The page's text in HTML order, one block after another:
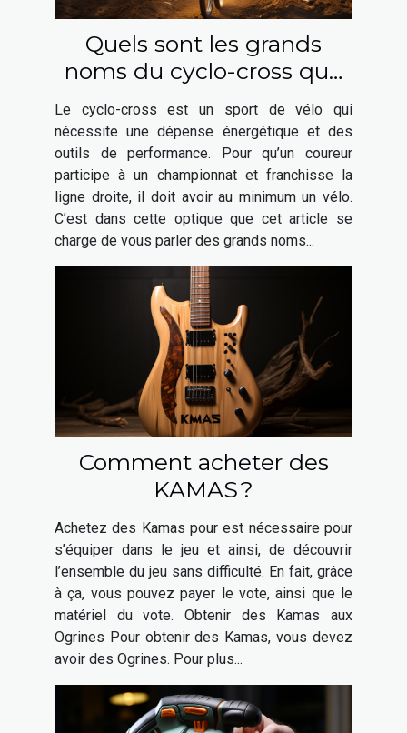
Quels sont les grands
noms du cyclo-cross que
vous pouvez choisir ?
Le cyclo-cross est un sport de vélo qui
nécessite une dépense énergétique et des
outils de performance. Pour qu’un coureur
participe à un championnat et franchisse la
ligne droite, il doit avoir au minimum un vélo.
C’est dans cette optique que cet article se
charge de vous parler des grands noms...
Comment acheter des
KAMAS ?
Achetez des Kamas pour est nécessaire pour
s’équiper dans le jeu et ainsi, de découvrir
l’ensemble du jeu sans difficulté. En fait, grâce
à ça, vous pouvez payer le vote, ainsi que le
matériel du vote. Obtenir des Kamas aux
Ogrines Pour obtenir des Kamas, vous devez
avoir des Ogrines. Pour plus...